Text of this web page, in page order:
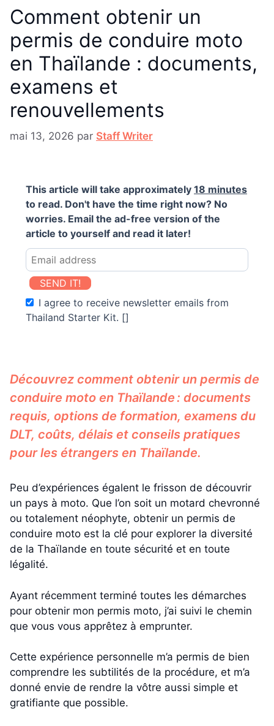
Comment obtenir un
permis de conduire moto
en Thaïlande : documents,
examens et
renouvellements
mai 13, 2026 par Staff Writer
This article will take approximately 18 minutes
to read. Don't have the time right now? No
worries. Email the ad-free version of the
article to yourself and read it later!
SEND IT!
I agree to receive newsletter emails from
Thailand Starter Kit. []
Découvrez comment obtenir un permis de
conduire moto en Thaïlande : documents
requis, options de formation, examens du
DLT, coûts, délais et conseils pratiques
pour les étrangers en Thaïlande.
Peu d’expériences égalent le frisson de découvrir
un pays à moto. Que l’on soit un motard chevronné
ou totalement néophyte, obtenir un permis de
conduire moto est la clé pour explorer la diversité
de la Thaïlande en toute sécurité et en toute
légalité.
Ayant récemment terminé toutes les démarches
pour obtenir mon permis moto, j’ai suivi le chemin
que vous vous apprêtez à emprunter.
Cette expérience personnelle m’a permis de bien
comprendre les subtilités de la procédure, et m’a
donné envie de rendre la vôtre aussi simple et
gratifiante que possible.